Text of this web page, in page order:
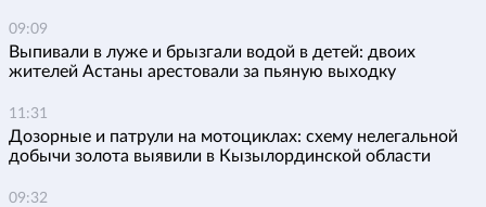
09:09
Выпивали в луже и брызгали водой в детей: двоих
жителей Астаны арестовали за пьяную выходку
11:31
Дозорные и патрули на мотоциклах: схему нелегальной
добычи золота выявили в Кызылординской области
09:32